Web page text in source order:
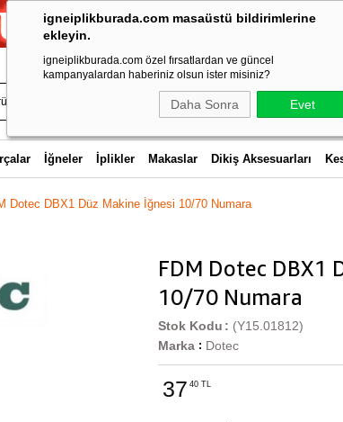
igneiplikburada.com masaüstü bildirimlerine
ekleyin.
igneiplikburada.com özel fırsatlardan ve güncel
kampanyalardan haberiniz olsun ister misiniz?
Daha Sonra Evet
İğneler İplikler Makaslar Dikiş Aksesuarları
Dotec DBX1 Düz Makine İğnesi 10/70 Numara
FDM Dotec DBX1
10/70 Numara
(Y15.01812)
Stok Kodu
Marka : Dotec
37 40 TL